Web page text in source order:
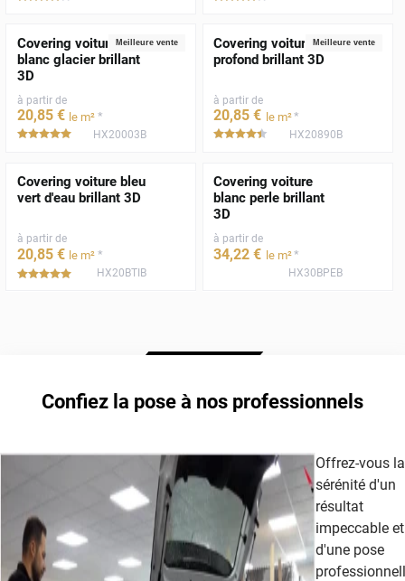
Meilleure vente
Covering voiture
blanc glacier brillant
3D
à partir de
20,85 € le m² *
*****HX20003B
Meilleure vente
Covering voiture noir
profond brillant 3D
à partir de
20,85 € le m²*
***** HX20890B
Covering voiture bleu
vert d'eau brillant 3D
à partir de
20,85 € le m² *
*****HX20BTIB
Covering voiture
blanc perle brillant
3D
à partir de
34,22 € le m²*
HX30BPEB
Confiez la pose à nos professionnels
Offrez-vous la
sérénité d'un
résultat
impeccable et
d'une pose